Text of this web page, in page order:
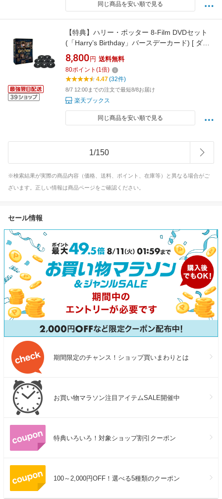
同じ商品を安い順で見る
【特典】ハリー・ポッター 8-Film DVDセット
(「Harry’s Birthday」バースデーカード) [ ダニ
エル・ラドクリフ ]
8,800 円 送料無料
80ポイント (1倍)
4.47(32件)
8/7 12:00までの注文で最短8/8お届け
楽天ブックス
同じ商品を安い順で見る
1/150
※検索結果が実際の商品内容（価格、送料、ポイント、在庫等）と異なる場合がご
ざいます。正しい情報は商品ページをご確認ください。
セール情報
期間限定のチャンス！ショップ買いまわりとは
お買い物マラソン注目アイテムSALE開催中
特典いろいろ！対象ショップ割引クーポン
100～2,000円OFF！選べる5種類のクーポン